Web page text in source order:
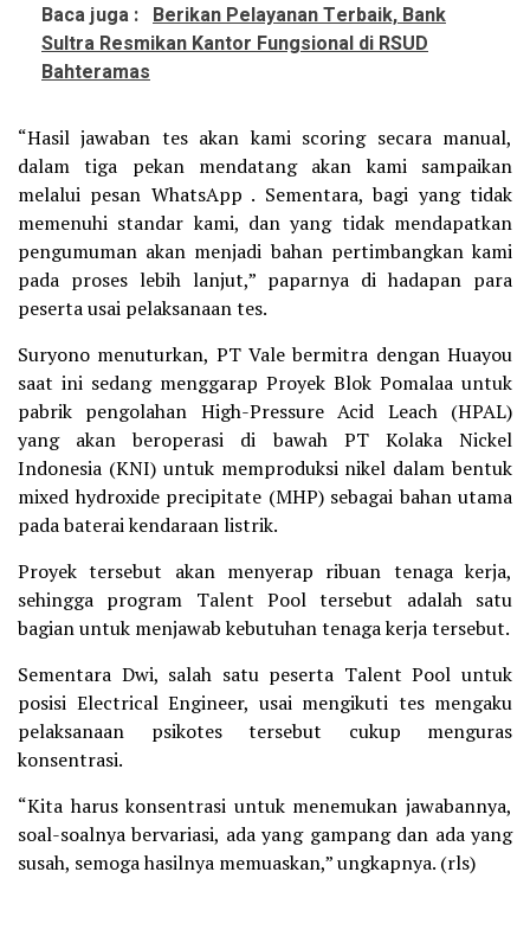
Baca juga : Berikan Pelayanan Terbaik, Bank
Sultra Resmikan Kantor Fungsional di RSUD
Bahteramas
“Hasil jawaban tes akan kami scoring secara manual,
dalam tiga pekan mendatang akan kami sampaikan
melalui pesan WhatsApp . Sementara, bagi yang tidak
memenuhi standar kami, dan yang tidak mendapatkan
pengumuman akan menjadi bahan pertimbangkan kami
pada proses lebih lanjut,” paparnya di hadapan para
peserta usai pelaksanaan tes.
Suryono menuturkan, PT Vale bermitra dengan Huayou
saat ini sedang menggarap Proyek Blok Pomalaa untuk
pabrik pengolahan High-Pressure Acid Leach (HPAL)
yang akan beroperasi di bawah PT Kolaka Nickel
Indonesia (KNI) untuk memproduksi nikel dalam bentuk
mixed hydroxide precipitate (MHP) sebagai bahan utama
pada baterai kendaraan listrik.
Proyek tersebut akan menyerap ribuan tenaga kerja,
sehingga program Talent Pool tersebut adalah satu
bagian untuk menjawab kebutuhan tenaga kerja tersebut.
Sementara Dwi, salah satu peserta Talent Pool untuk
posisi Electrical Engineer, usai mengikuti tes mengaku
pelaksanaan psikotes tersebut cukup menguras
konsentrasi.
“Kita harus konsentrasi untuk menemukan jawabannya,
soal-soalnya bervariasi, ada yang gampang dan ada yang
susah, semoga hasilnya memuaskan,” ungkapnya. (rls)